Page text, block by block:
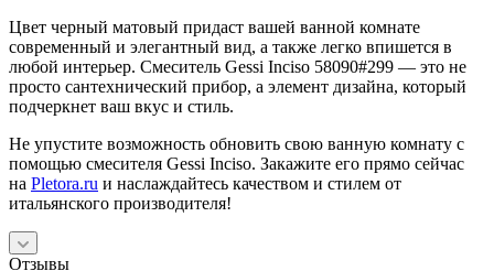
Цвет черный матовый придаст вашей ванной комнате
современный и элегантный вид, а также легко впишется в
любой интерьер. Смеситель Gessi Inciso 58090#299 — это не
просто сантехнический прибор, а элемент дизайна, который
подчеркнет ваш вкус и стиль.
Не упустите возможность обновить свою ванную комнату с
помощью смесителя Gessi Inciso. Закажите его прямо сейчас
на Pletora.ru и наслаждайтесь качеством и стилем от
итальянского производителя!
Отзывы